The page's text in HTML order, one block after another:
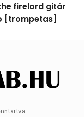
firelord gitár
[trompetas]